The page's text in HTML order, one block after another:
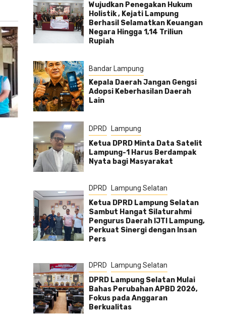
Wujudkan Penegakan Hukum
Holistik , Kejati Lampung
Berhasil Selamatkan Keuangan
Negara Hingga 1,14 Triliun
Rupiah
Bandar Lampung
Kepala Daerah Jangan Gengsi
Adopsi Keberhasilan Daerah
Lain
DPRD Lampung
Ketua DPRD Minta Data Satelit
Lampung-1 Harus Berdampak
Nyata bagi Masyarakat
DPRD Lampung Selatan
Ketua DPRD Lampung Selatan
Sambut Hangat Silaturahmi
Pengurus Daerah IJTI Lampung,
Perkuat Sinergi dengan Insan
Pers
DPRD Lampung Selatan
DPRD Lampung Selatan Mulai
Bahas Perubahan APBD 2026,
Fokus pada Anggaran
Berkualitas